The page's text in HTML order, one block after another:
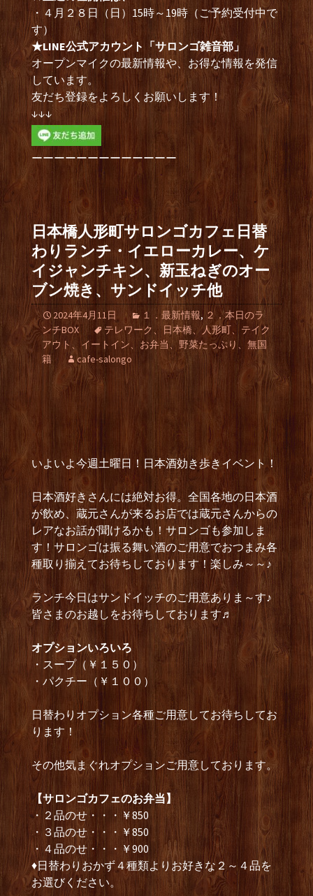
・４月２８日（日）15時～19時（ご予約受付中で
す）
★LINE公式アカウント「サロンゴ雑音部」
オープンマイクの最新情報や、お得な情報を発信
しています。
友だち登録をよろしくお願いします！
↓↓↓
ーーーーーーーーーーーーー
日本橋人形町サロンゴカフェ日替
わりランチ・イエローカレー、ケ
イジャンチキン、新玉ねぎのオー
ブン焼き、サンドイッチ他
2024年4月11日 １．最新情報, ２．本日のラ
ンチBOX
テレワーク、日本橋、人形町、テイク
アウト、イートイン、お弁当、野菜たっぷり、無国
籍
cafe-salongo
いよいよ今週土曜日！日本酒効き歩きイベント！
日本酒好きさんには絶対お得。全国各地の日本酒
が飲め、蔵元さんが来るお店では蔵元さんからの
レアなお話が聞けるかも！サロンゴも参加しま
す！サロンゴは振る舞い酒のご用意でおつまみ各
種取り揃えてお待ちしております！楽しみ～～♪
ランチ今日はサンドイッチのご用意ありま～す♪
皆さまのお越しをお待ちしております♬
オプションいろいろ
・スープ（￥１５０）
・パクチー（￥１００）
日替わりオプション各種ご用意してお待ちしてお
ります！
その他気まぐれオプションご用意しております。
【サロンゴカフェのお弁当】
・２品のせ・・・￥850
・３品のせ・・・￥850
・４品のせ・・・￥900
♦日替わりおかず４種類よりお好きな２～４品を
お選びください。